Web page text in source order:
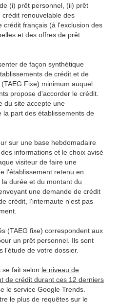
(i) prêt personnel, (ii) prêt
renouvelable des
crédit français (à l'exclusion des
et des offres de prêt
de façon synthétique
de crédit et de
Fixe) minimum auquel
propose d'accorder le crédit.
du site accepte une
la part des établissements de
sur une base hebdomadaire
informations et le choix avisé
visiteur de faire une
l'établissement retenu en
durée et du montant du
une demande de crédit
crédit, l'internaute n'est pas
(TAEG fixe) correspondent aux
un prêt personnel. Ils sont
l'étude de votre dossier.
se fait selon le niveau de
de crédit durant ces 12 derniers
le service Google Trends.
le plus de requêtes sur le